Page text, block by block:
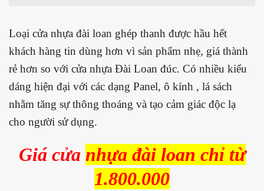
Loại cửa nhựa đài loan ghép thanh được hầu hết
khách hàng tin dùng hơn vì sản phẩm nhẹ, giá thành
rẻ hơn so với cửa nhựa Đài Loan đúc. Có nhiều kiểu
dáng hiện đại với các dạng Panel, ô kính , lá sách
nhằm tăng sự thông thoáng và tạo cảm giác độc lạ
cho người sử dụng.
Giá cửa nhựa đài loan chỉ từ
1.800.000